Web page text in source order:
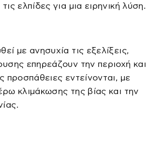
ελπίδες για μια ειρηνική λύση.
με ανησυχία τις εξελίξεις,
επηρεάζουν την περιοχή και
προσπάθειες εντείνονται, με
κλιμάκωσης της βίας και την